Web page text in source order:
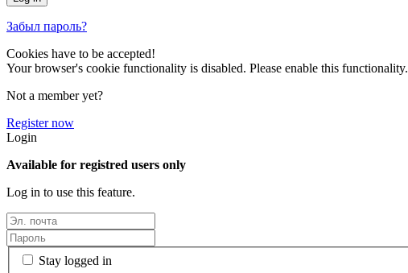
Забыл пароль?
Cookies have to be accepted!
Your browser's cookie functionality is disabled. Please enable this functionality.
Not a member yet?
Register now
Login
Available for registred users only
Log in to use this feature.
Stay logged in